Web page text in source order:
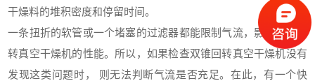
干燥料的堆积密度和停留时间。
一条扭折的软管或一个堵塞的过滤器都能限制气流，影响双锥回
转真空干燥机的性能。所以，如果检查双锥回转真空干燥机没有
发现这类问题时， 则无法判断气流是否充足。在此，有一个快